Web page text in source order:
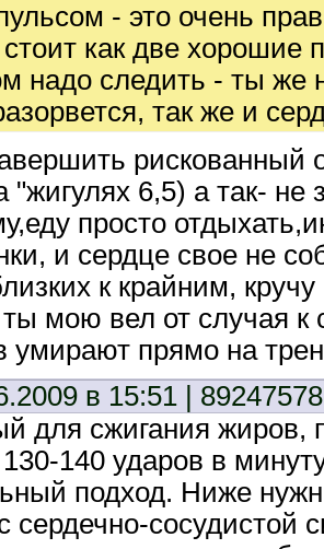
- это очень
как две
надо следить - ты же
так же и
рискованный
"жигулях 6,5) а так-
просто
и сердце свое не
к крайним,
ты мою вел от случая
умирают прямо на
в 15:51 |
для сжигания жиров,
130-140 ударов в
подход. Ниже
сердечно-